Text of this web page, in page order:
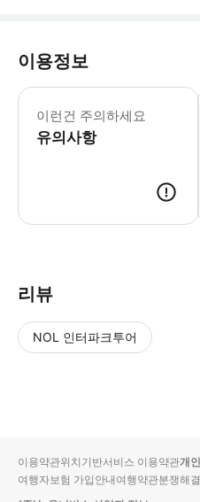
이용정보
이런건 주의하세요
유의사항
리뷰
NOL 인터파크투어
입니
다.
순
상
이용약관위치기반서비스 이용약관개
여행자보험 가입안내여행약관분쟁해